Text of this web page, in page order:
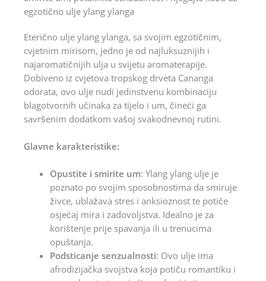
egzotično ulje ylang ylanga
Eterično ulje ylang ylanga, sa svojim egzotičnim,
cvjetnim mirisom, jedno je od najluksuznijih i
najaromatičnijih ulja u svijetu aromaterapije.
Dobiveno iz cvjetova tropskog drveta Cananga
odorata, ovo ulje nudi jedinstvenu kombinaciju
blagotvornih učinaka za tijelo i um, čineći ga
savršenim dodatkom vašoj svakodnevnoj rutini.
Glavne karakteristike:
Opustite i smirite um: Ylang ylang ulje je
poznato po svojim sposobnostima da smiruje
živce, ublažava stres i anksioznost te potiče
osjećaj mira i zadovoljstva. Idealno je za
korištenje prije spavanja ili u trenucima
opuštanja.
Podsticanje senzualnosti: Ovo ulje ima
afrodizijačka svojstva koja potiču romantiku i